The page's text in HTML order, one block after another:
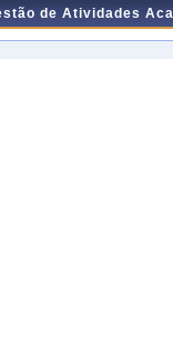
de Atividades